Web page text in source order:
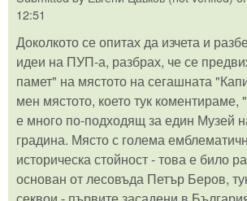
12:51
Доколкото се опитах да изчета и
идеи на ПУП-а, разбрах, че се
памет" на мястото на сегашната
мен мястото, което тук
е много по-подходящ за един Музей
градина. Място с голема
историческа стойност - това е било
основан от лесовъда Петър Беров,